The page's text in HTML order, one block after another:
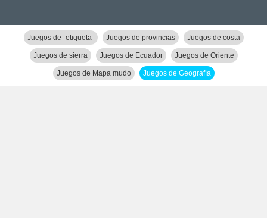
Juegos de -etiqueta- Juegos de provincias Juegos de costa
Juegos de sierra Juegos de Ecuador Juegos de Oriente
Juegos de Mapa mudo Juegos de Geografía